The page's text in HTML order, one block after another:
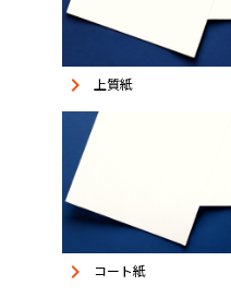
keyboard_arrow_right 上質紙
keyboard_arrow_right コート紙